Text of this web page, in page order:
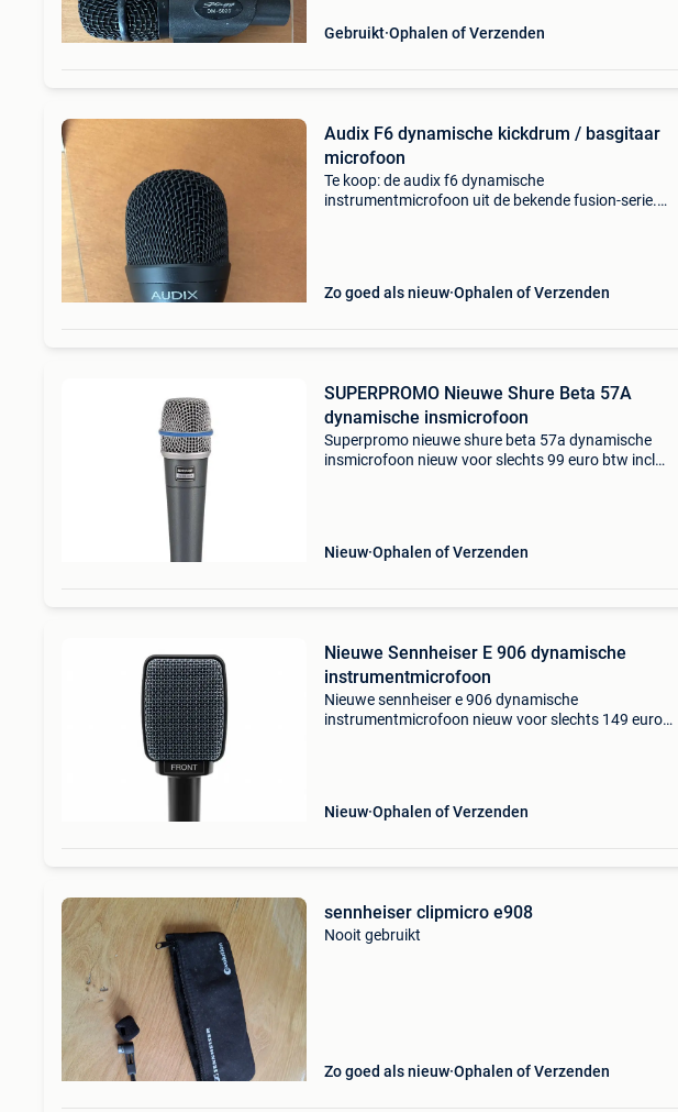
Gebruikt Ophalen of Verzenden
Audix F6 dynamische kickdrum / basgitaar
microfoon
Te koop: de audix f6 dynamische
instrumentmicrofoon uit de bekende fusion-serie.
Zo goed als nieuw Ophalen of Verzenden
SUPERPROMO Nieuwe Shure Beta 57A
dynamische insmicrofoon
Superpromo nieuwe shure beta 57a dynamische
insmicrofoon nieuw voor slechts 99 euro btw incl
Nieuw Ophalen of Verzenden
Nieuwe Sennheiser E 906 dynamische
instrumentmicrofoon
Nieuwe sennheiser e 906 dynamische
instrumentmicrofoon nieuw voor slechts 149 euro
Nieuw Ophalen of Verzenden
sennheiser clipmicro e908
Nooit gebruikt
Zo goed als nieuw Ophalen of Verzenden